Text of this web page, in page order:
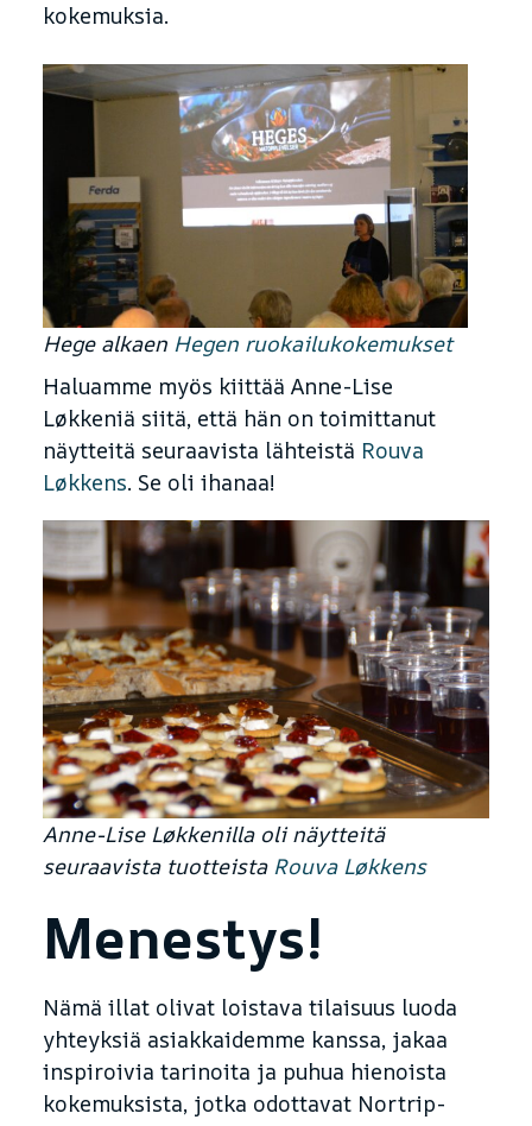
kokemuksia.
Hege alkaen Hegen ruokailukokemukset
Haluamme myös kiittää Anne-Lise
Løkkeniä siitä, että hän on toimittanut
näytteitä seuraavista lähteistä Rouva
Løkkens. Se oli ihanaa!
Anne-Lise Løkkenilla oli näytteitä
seuraavista tuotteista Rouva Løkkens
Menestys!
Nämä illat olivat loistava tilaisuus luoda
yhteyksiä asiakkaidemme kanssa, jakaa
inspiroivia tarinoita ja puhua hienoista
kokemuksista, jotka odottavat Nortrip-